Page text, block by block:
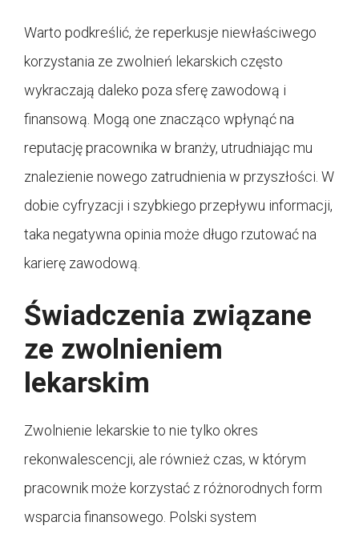
Warto podkreślić, że reperkusje niewłaściwego
korzystania ze zwolnień lekarskich często
wykraczają daleko poza sferę zawodową i
finansową. Mogą one znacząco wpłynąć na
reputację pracownika w branży, utrudniając mu
znalezienie nowego zatrudnienia w przyszłości. W
dobie cyfryzacji i szybkiego przepływu informacji,
taka negatywna opinia może długo rzutować na
karierę zawodową.
Świadczenia związane
ze zwolnieniem
lekarskim
Zwolnienie lekarskie to nie tylko okres
rekonwalescencji, ale również czas, w którym
pracownik może korzystać z różnorodnych form
wsparcia finansowego. Polski system